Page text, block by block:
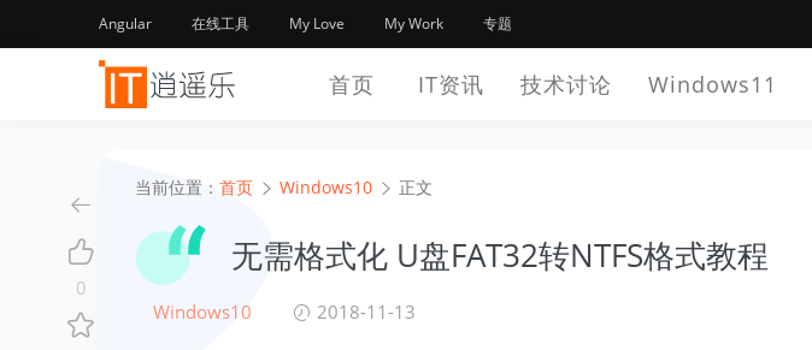
Angular 在线工具 My Love My Work 专题
首页 IT资讯 技术讨论 Windows11
当前位置： 首页 Windows10 正文
无需格式化 U盘FAT32转NTFS格式教程
Windows10 2018-11-13
0